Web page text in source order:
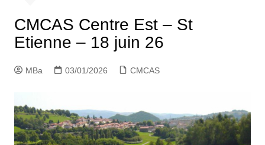
CMCAS Centre Est – St
Etienne – 18 juin 26
MBa 03/01/2026 CMCAS